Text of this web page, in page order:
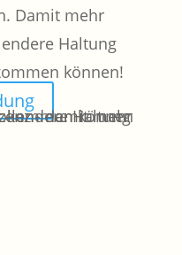
Damit mehr
Haltung
können!